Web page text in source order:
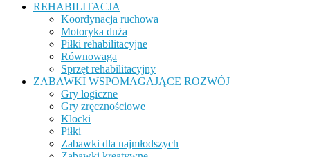
REHABILITACJA
Koordynacja ruchowa
Motoryka duża
Piłki rehabilitacyjne
Równowaga
Sprzęt rehabilitacyjny
ZABAWKI WSPOMAGAJĄCE ROZWÓJ
Gry logiczne
Gry zręcznościowe
Klocki
Piłki
Zabawki dla najmłodszych